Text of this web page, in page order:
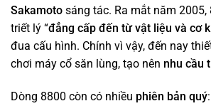
Sakamoto sáng tác. Ra mắt năm
triết lý “đẳng cấp đến từ vật liệu và cơ
đua cấu hình. Chính vì vậy, đến nay
chơi máy cổ săn lùng, tạo nên nhu cầu
Dòng 8800 còn có nhiều phiên bản quý: